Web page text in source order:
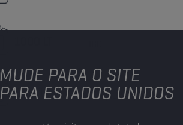
MUDE PARA O SITE
PARA ESTADOS UNIDOS
Bulk LT Tanque /Depósito